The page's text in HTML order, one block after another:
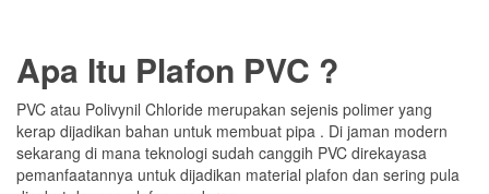
Apa Itu Plafon PVC ?
PVC atau Polivynil Chloride merupakan sejenis polimer yang
kerap dijadikan bahan untuk membuat pipa . Di jaman modern
sekarang di mana teknologi sudah canggih PVC direkayasa
pemanfaatannya untuk dijadikan material plafon dan sering pula